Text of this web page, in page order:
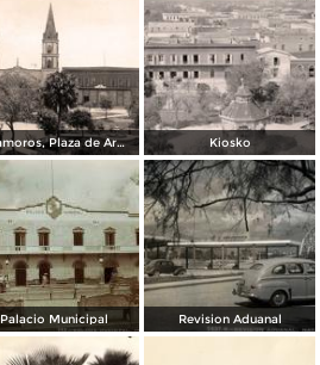
Matamoros, Plaza de Armas Kiosko
Palacio Municipal Revision Aduanal